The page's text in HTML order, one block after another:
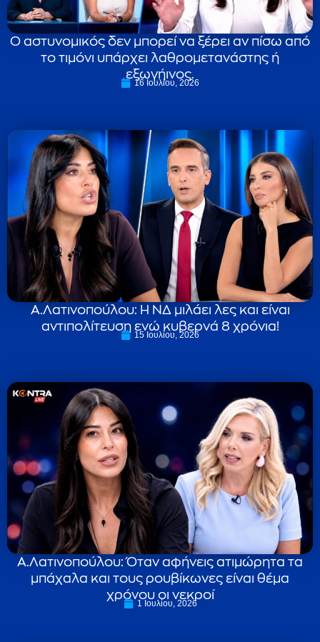
Ο αστυνομικός δεν μπορεί να ξέρει αν πίσω από
το τιμόνι υπάρχει λαθρομετανάστης ή
εξωγήινος.
16 Ιουλίου, 2026
Α.Λατινοπούλου: Η ΝΔ μιλάει λες και είναι
αντιπολίτευση ενώ κυβερνά 8 χρόνια!
15 Ιουλίου, 2026
Α.Λατινοπούλου: Όταν αφήνεις ατιμώρητα τα
μπάχαλα και τους ρουβίκωνες είναι θέμα
χρόνου οι νεκροί
1 Ιουλίου, 2026